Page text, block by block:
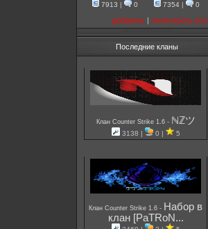
7913 | 0
7354| 0
добавить | посмотреть все
Последние кланы
Клан Counter Strike 1.6 - ℕℤツ
3138 | 0 | 5
Клан Counter Strike 1.6 - Набор в
клан [PaTRoN...